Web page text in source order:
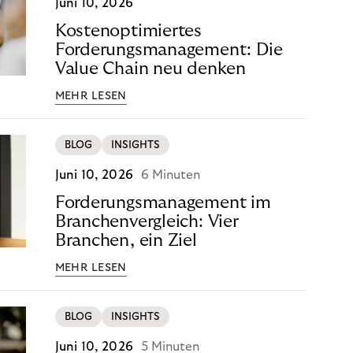
Juni 10, 2026
Kostenoptimiertes
Forderungsmanagement: Die
Value Chain neu denken
MEHR LESEN
BLOG INSIGHTS
Juni 10, 2026 6 Minuten
Forderungsmanagement im
Branchenvergleich: Vier
Branchen, ein Ziel
MEHR LESEN
BLOG INSIGHTS
Juni 10, 2026 5 Minuten